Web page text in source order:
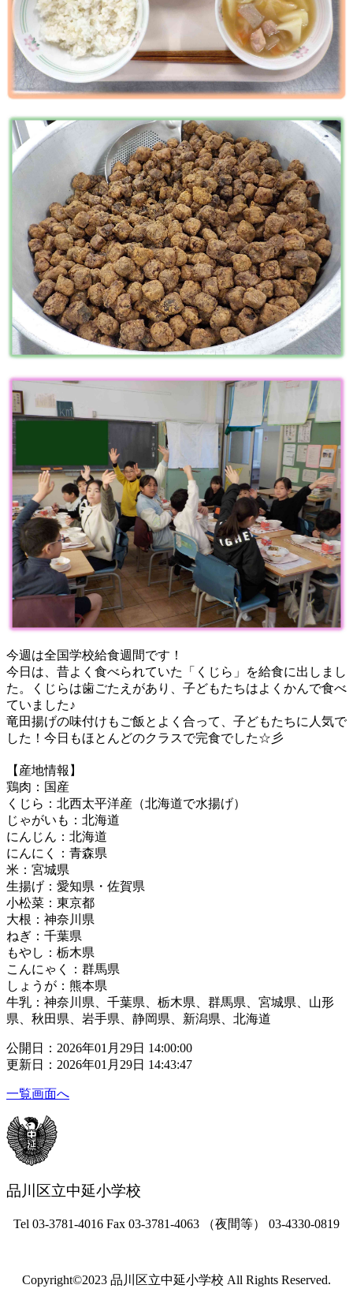
今週は全国学校給食週間です！
今日は、昔よく食べられていた「くじら」を給食に出しまし
た。くじらは歯ごたえがあり、子どもたちはよくかんで食べ
ていました♪
竜田揚げの味付けもご飯とよく合って、子どもたちに人気で
した！今日もほとんどのクラスで完食でした☆彡
【産地情報】
鶏肉：国産
くじら：北西太平洋産（北海道で水揚げ）
じゃがいも：北海道
にんじん：北海道
にんにく：青森県
米：宮城県
生揚げ：愛知県・佐賀県
小松菜：東京都
大根：神奈川県
ねぎ：千葉県
もやし：栃木県
こんにゃく：群馬県
しょうが：熊本県
牛乳：神奈川県、千葉県、栃木県、群馬県、宮城県、山形
県、秋田県、岩手県、静岡県、新潟県、北海道
公開日：2026年01月29日 14:00:00
更新日：2026年01月29日 14:43:47
一覧画面へ
品川区立中延小学校
Tel 03-3781-4016 Fax 03-3781-4063 （夜間等） 03-4330-0819
Copyright©2023 品川区立中延小学校 All Rights Reserved.